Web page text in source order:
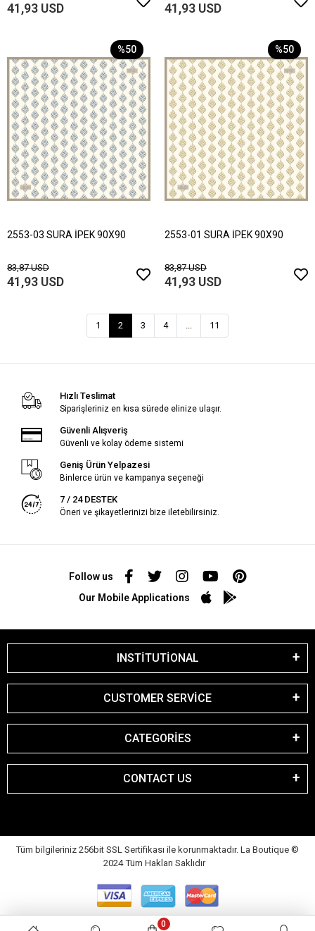
41,93 USD 41,93 USD
%50
2553-03 SURA İPEK 90X90
83,87 USD
41,93 USD
%50
2553-01 SURA İPEK 90X90
83,87 USD
41,93 USD
1 2 3 4 ... 11
Hızlı Teslimat
Siparişleriniz en kısa sürede elinize ulaşır.
Güvenli Alışveriş
Güvenli ve kolay ödeme sistemi
Geniş Ürün Yelpazesi
Binlerce ürün ve kampanya seçeneği
7 / 24 DESTEK
Öneri ve şikayetlerinizi bize iletebilirsiniz.
Follow us
Our Mobile Applications
INSTİTUTİONAL
CUSTOMER SERVİCE
CATEGORİES
CONTACT US
Tüm bilgileriniz 256bit SSL Sertifikası ile korunmaktadır. La Boutique ©
2024 Tüm Hakları Saklıdır
0